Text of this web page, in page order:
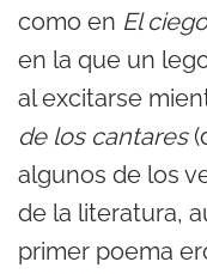
como en El
en la que un
al excitarse
de los cantares
algunos de los
de la literatura,
primer poema